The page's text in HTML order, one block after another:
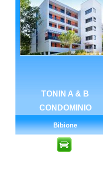
TONIN A & B
CONDOMINIO
Bibione